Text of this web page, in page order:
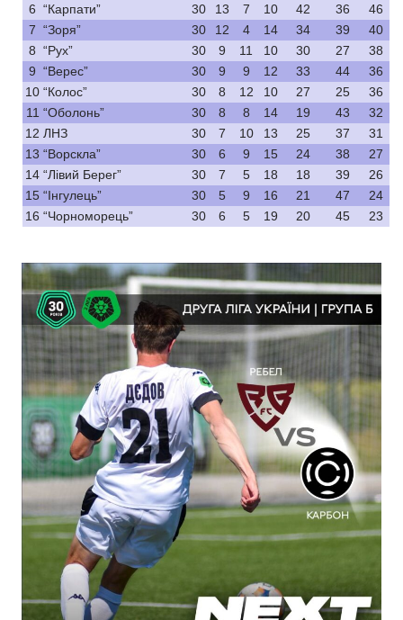
6 “Карпати” 30 13 7 10 42 36
46
7 “Зоря” 30 12 4 14 34 39
40
8 “Рух” 30 9 11 10 30 27
38
9 “Верес” 30 9 9 12 33 44
36
10 “Колос” 30 8 12 10 27 25
36
11 “Оболонь” 30 8 8 14 19 43
32
12 ЛНЗ 30 7 10 13 25 37
31
13 “Ворскла” 30 6 9 15 24 38
27
14 “Лівий Берег” 30 7 5 18 18 39
26
15 “Інгулець” 30 5 9 16 21 47
24
16 “Чорноморець” 30 6 5 19 20 45 23